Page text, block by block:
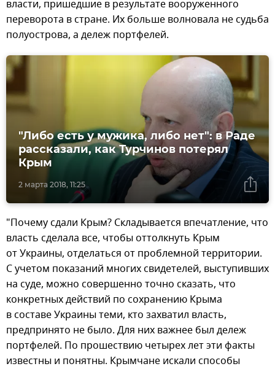
власти, пришедшие в результате вооруженного
переворота в стране. Их больше волновала не судьба
полуострова, а дележ портфелей.
2 марта 2018, 11:25
"Либо есть у мужика, либо нет": в Раде
рассказали, как Турчинов потерял
Крым
"Почему сдали Крым? Складывается впечатление, что
власть сделала все, чтобы оттолкнуть Крым
от Украины, отделаться от проблемной территории.
С учетом показаний многих свидетелей, выступивших
на суде, можно совершенно точно сказать, что
конкретных действий по сохранению Крыма
в составе Украины теми, кто захватил власть,
предпринято не было. Для них важнее был дележ
портфелей. По прошествию четырех лет эти факты
известны и понятны. Крымчане искали способы